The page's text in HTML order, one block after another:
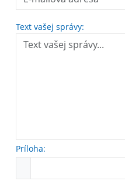
Text vašej správy:
Príloha: